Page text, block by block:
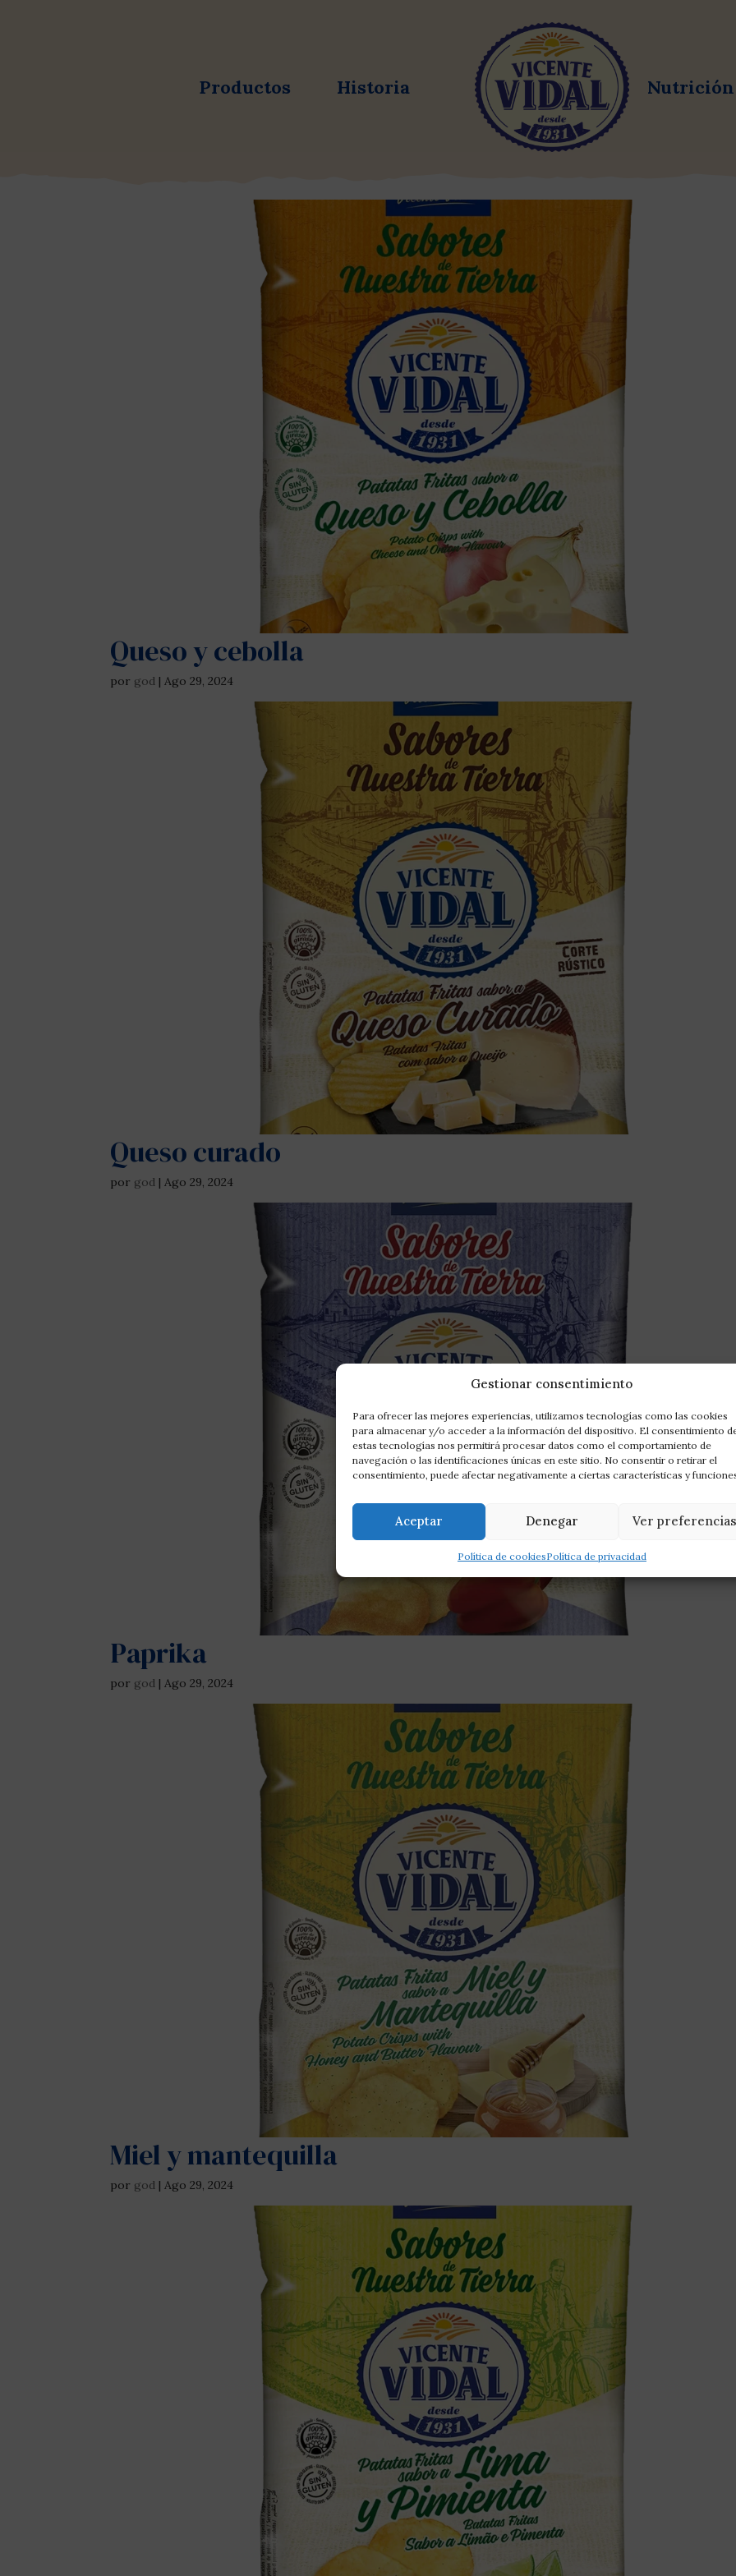
Gestionar consentimiento
Para ofrecer las mejores experiencias, utilizamos tecnologías como las cookies
para almacenar y/o acceder a la información del dispositivo. El consentimiento
estas tecnologías nos permitirá procesar datos como el comportamiento de
navegación o las identificaciones únicas en este sitio. No consentir o retirar el
consentimiento, puede afectar negativamente a ciertas características y
Aceptar Denegar Ver
Política de cookiesPolítica de privacidad
Productos Historia Nutrición
Queso y cebolla
por god |Ago 29, 2024
Queso curado
por god |Ago 29, 2024
Paprika
por god |Ago 29, 2024
Miel y mantequilla
por god | Ago 29, 2024